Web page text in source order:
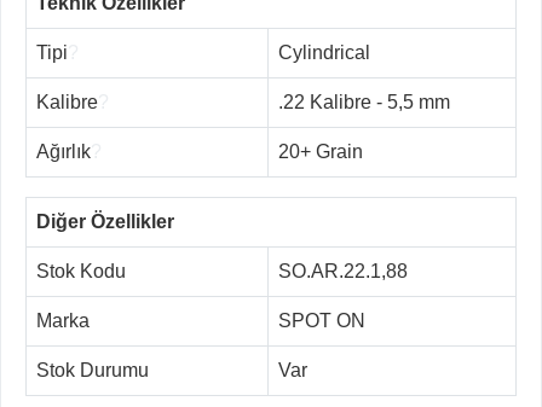
Tipi Cylindrical
Kalibre .22 Kalibre - 5,5 mm
Ağırlık 20+ Grain
Diğer Özellikler
Stok Kodu SO.AR.22.1,88
Marka SPOT ON
Stok Durumu Var